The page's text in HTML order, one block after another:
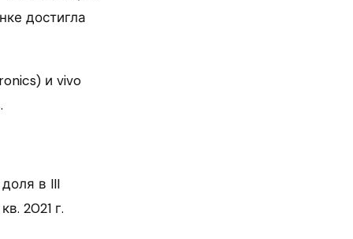
достигла
и vivo
доля в III
кв. 2021 г.